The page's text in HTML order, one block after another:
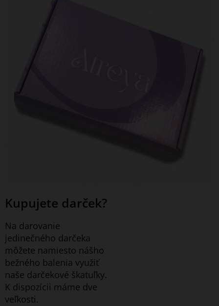
Kupujete darček?
Na darovanie
jedinečného darčeka
môžete namiesto nášho
bežného balenia využiť
naše darčekové škatuľky.
K dispozícii máme dve
veľkosti.